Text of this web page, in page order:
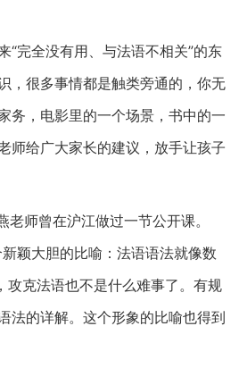
完全没有用、与法语不相关”的东
，很多事情都是触类旁通的，你无
务，电影里的一个场景，书中的一
师给广大家长的建议，放手让孩子
师曾在沪江做过一节公开课。
颖大胆的比喻：法语语法就像数
攻克法语也不是什么难事了。有规
法的详解。这个形象的比喻也得到